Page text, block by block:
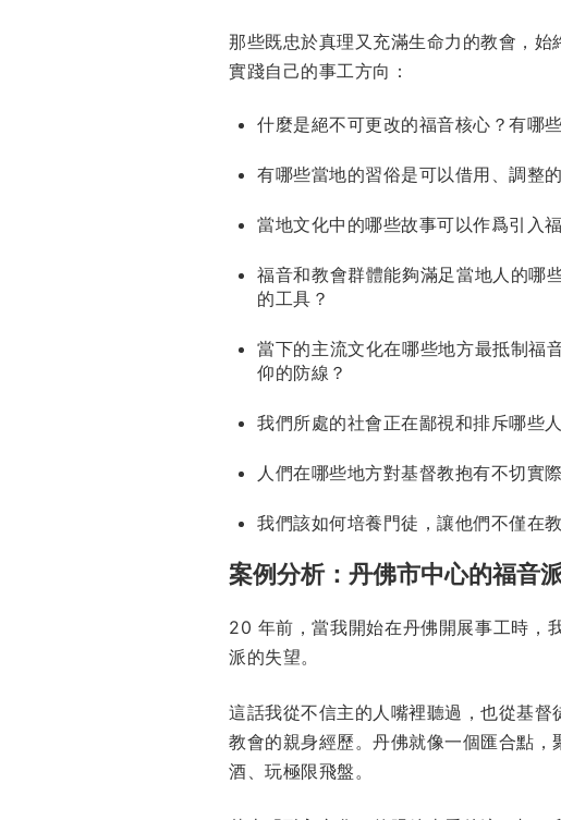
那些既忠於真理又充滿生命力的教會，
實踐自己的事工方向：
什麼是絕不可更改的福音核心？有哪
有哪些當地的習俗是可以借用、調整
當地文化中的哪些故事可以作爲引入
福音和教會群體能夠滿足當地人的哪
的工具？
當下的主流文化在哪些地方最抵制福
仰的防線？
我們所處的社會正在鄙視和排斥哪些
人們在哪些地方對基督教抱有不切實
我們該如何培養門徒，讓他們不僅在
案例分析：丹佛市中心的福音
20 年前，當我開始在丹佛開展事工時，
派的失望。
這話我從不信主的人嘴裡聽過，也從基
教會的親身經歷。丹佛就像一個匯合點
酒、玩極限飛盤。